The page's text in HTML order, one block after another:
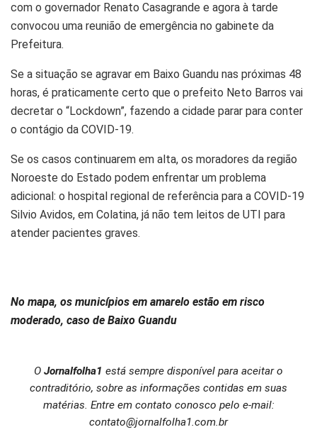
com o governador Renato Casagrande e agora à tarde
convocou uma reunião de emergência no gabinete da
Prefeitura.
Se a situação se agravar em Baixo Guandu nas próximas 48
horas, é praticamente certo que o prefeito Neto Barros vai
decretar o “Lockdown”, fazendo a cidade parar para conter
o contágio da COVID-19.
Se os casos continuarem em alta, os moradores da região
Noroeste do Estado podem enfrentar um problema
adicional: o hospital regional de referência para a COVID-19
Silvio Avidos, em Colatina, já não tem leitos de UTI para
atender pacientes graves.
No mapa, os municípios em amarelo estão em risco
moderado, caso de Baixo Guandu
O Jornalfolha1 está sempre disponível para aceitar o
contraditório, sobre as informações contidas em suas
matérias. Entre em contato conosco pelo e-mail:
contato@jornalfolha1.com.br